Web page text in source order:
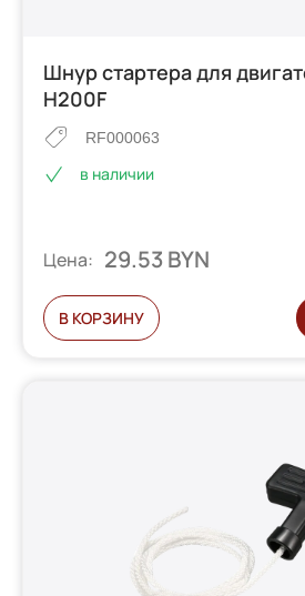
Шнур стартера для
H200F
RF000063
в наличии
Цена: 29.53 BYN
В КОРЗИНУ